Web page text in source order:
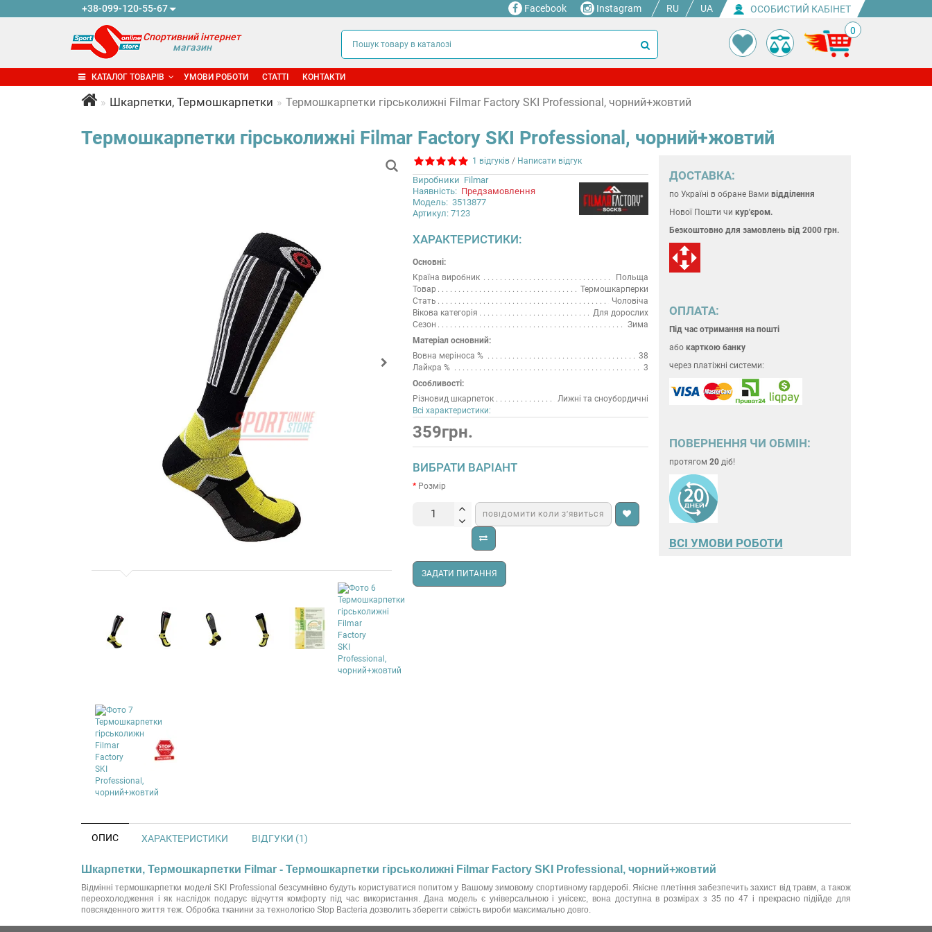
+38-099-120-55-67 Facebook Instagram RU UA ОСОБИСТИЙ КАБІНЕТ
Спортивний інтернет
магазин
0
КАТАЛОГ ТОВАРІВ УМОВИ РОБОТИ СТАТТІ КОНТАКТИ
Шкарпетки, Термошкарпетки Термошкарпетки гірськолижні Filmar Factory SKI Professional, чорний+жовтий
Термошкарпетки гірськолижні Filmar Factory SKI Professional, чорний+жовтий
1 відгуків / Написати відгук
Виробники Filmar
Наявність: Предзамовлення
Модель: 3513877
Артикул: 7123
ХАРАКТЕРИСТИКИ:
Основні:
Країна виробник
Польща
Товар
Термошкарперки
Стать
Чоловіча
Вікова категорія
Для дорослих
Сезон
Зима
Матеріал основний:
Вовна меріноса %
38
Лайкра %
3
Особливості:
Різновид шкарпеток
Лижні та сноубордичні
Всі характеристики:
359грн.
ВИБРАТИ ВАРІАНТ
Розмір
ПОВІДОМИТИ КОЛИ З’ЯВИТЬСЯ
ЗАДАТИ ПИТАННЯ
ДОСТАВКА:
по Україні в обране Вами відділення
Нової Пошти чи кур'єром.
Безкоштовно для замовленьвід 2000 грн.
ОПЛАТА:
Під час отримання на пошті
або карткою банку
через платіжні системи:
ПОВЕРНЕННЯ ЧИ ОБМІН:
протягом 20діб!
ВСІ УМОВИ РОБОТИ
ОПИС ХАРАКТЕРИСТИКИ ВІДГУКИ (1)
Шкарпетки, Термошкарпетки Filmar - Термошкарпетки гірськолижні Filmar Factory SKI Professional, чорний+жовтий
Відмінні термошкарпетки моделі SKI Professional безсумнівно будуть користуватися попитом у Вашому зимовому спортивному гардеробі. Якісне плетіння забезпечить захист від травм, а також
переохолодження і як наслідок подарує відчуття комфорту під час використання. Дана модель є універсальною і унісекс, вона доступна в розмірах з 35 по 47 і прекрасно підійде для
повсякденного життя теж. Обробка тканини за технологією Stop Bacteria дозволить зберегти свіжість вироби максимально довго.